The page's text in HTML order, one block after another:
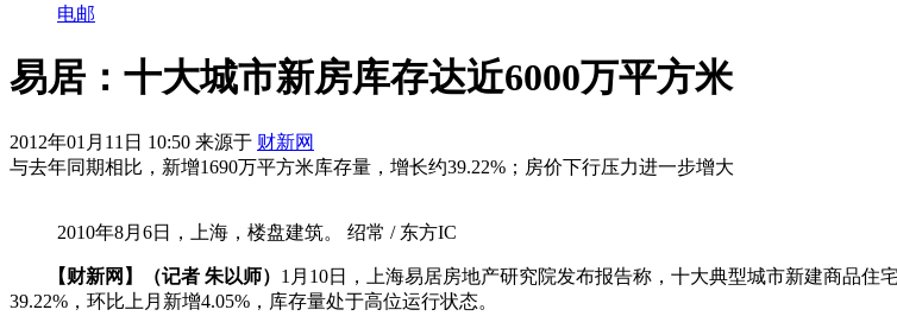
电邮
易居：十大城市新房库存达近6000万平方米
2012年01月11日 10:50 来源于 财新网
与去年同期相比，新增1690万平方米库存量，增长约39.22%；房价下行压力进一步增大
2010年8月6日，上海，楼盘建筑。 绍常 / 东方IC
【财新网】（记者 朱以师） 1月10日，上海易居房地产研究院发布报告称，十大典型城市新建商品住
39.22%，环比上月新增4.05%，库存量处于高位运行状态。